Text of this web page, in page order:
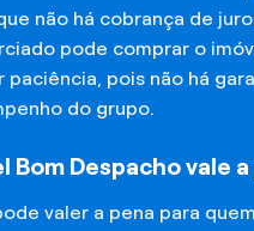
não há cobrança de
pode comprar o
pois não há
do grupo.
Bom Despacho vale
valer a pena para